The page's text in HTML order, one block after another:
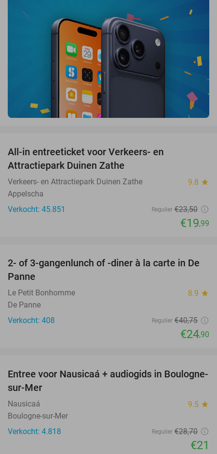
All-in entreeticket voor Verkeers- en
Attractiepark Duinen Zathe
Verkeers- en Attractiepark Duinen Zathe 9.8 star
Appelscha
Verkocht: 45.851
Regulier €23,50
€19,99
39%
2- of 3-gangenlunch of -diner à la carte in De
Panne
Le Petit Bonhomme 8.9 star
De Panne
Verkocht: 408
Regulier €40,75
€24,90
27%
Entree voor Nausicaá + audiogids in Boulogne-
sur-Mer
Nausicaá 9.5 star
Boulogne-sur-Mer
Verkocht: 4.818
Regulier €28,70
€21